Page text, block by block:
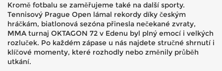
Kromě fotbalu se zaměřujeme také na další sporty.
Tennisový Prague Open lámal rekordy díky českým
hráčkám, biatlonová sezóna přinesla nečekané zvraty,
MMA turnaj OKTAGON 72 v Edenu byl plný emocí i velkých
rozluček. Po každém zápase u nás najdete stručné shrnutí i
klíčové momenty, které rozhodly nebo změnily průběh
utkání.